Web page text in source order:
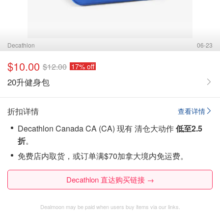
Decathlon 06-23
$10.00 $12.00 17% off
20升健身包
查看详情
折扣详情
Decathlon Canada CA (CA) 现有 清仓大动作低至2.5
折。
免费店内取货，或订单满$70加拿大境内免运费。
Decathlon 直达购买链接 →
Dealmoon may be paid when users buy items via our links.